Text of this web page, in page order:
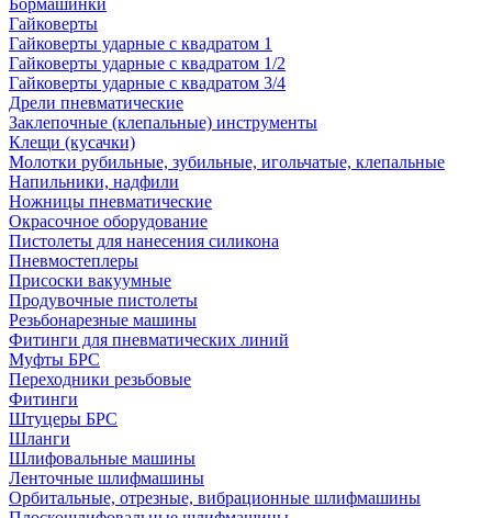
Бормашинки
Гайковерты
Гайковерты ударные с квадратом 1
Гайковерты ударные с квадратом 1/2
Гайковерты ударные с квадратом 3/4
Дрели пневматические
Заклепочные (клепальные) инструменты
Клещи (кусачки)
Молотки рубильные, зубильные, игольчатые, клепальные
Напильники, надфили
Ножницы пневматические
Окрасочное оборудование
Пистолеты для нанесения силикона
Пневмостеплеры
Присоски вакуумные
Продувочные пистолеты
Резьбонарезные машины
Фитинги для пневматических линий
Муфты БРС
Переходники резьбовые
Фитинги
Штуцеры БРС
Шланги
Шлифовальные машины
Ленточные шлифмашины
Орбитальные, отрезные, вибрационные шлифмашины